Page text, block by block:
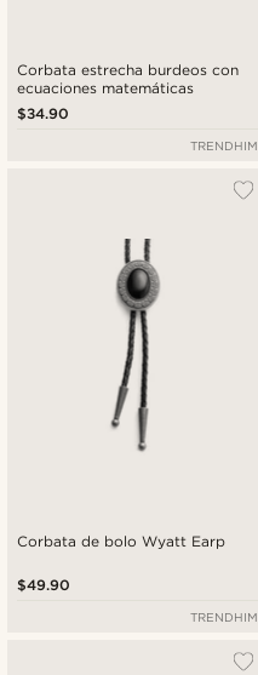
Corbata estrecha burdeos con
ecuaciones matemáticas
$34.90
TRENDHIM
Corbata de bolo Wyatt Earp
$49.90
TRENDHIM